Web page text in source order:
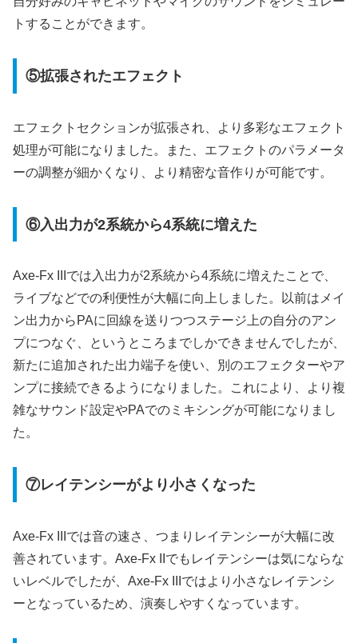
トすることができます。
⑤拡張されたエフェクト
エフェクトセクションが拡張され、より多彩なエフェクト
処理が可能になりました。また、エフェクトのパラメータ
ーの調整が細かくなり、より精密な音作りが可能です。
⑥入出力が2系統から4系統に増えた
Axe-Fx IIIでは入出力が2系統から4系統に増えたことで、
ライブなどでの利便性が大幅に向上しました。以前はメイ
ン出力からPAに回線を送りつつステージ上の自分のアン
プにつなぐ、というところまでしかできませんでしたが、
新たに追加された出力端子を使い、別のエフェクターやア
ンプに接続できるようになりました。これにより、より複
雑なサウンド設定やPAでのミキシングが可能になりまし
た。
⑦レイテンシーがより小さくなった
Axe-Fx IIIでは音の速さ、つまりレイテンシーが大幅に改
善されています。Axe-Fx IIでもレイテンシーは気にならな
いレベルでしたが、Axe-Fx IIIではより小さなレイテンシ
ーとなっているため、演奏しやすくなっています。